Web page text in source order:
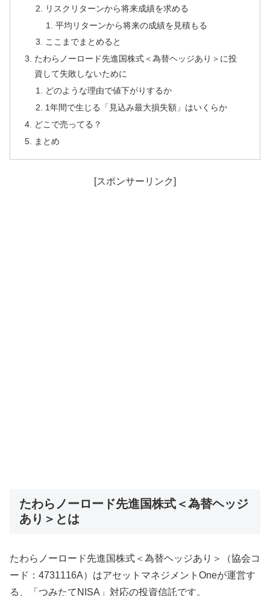
リスクリターンから将来成績を求める
平均リターンから将来の成績を見積もる
ここまでまとめると
たわらノーロード先進国株式＜為替ヘッジあり＞に投
資して失敗しないために
どのような理由で値下がりするか
1年間で生じる「見込み最大損失額」はいくらか
どこで売ってる？
まとめ
[スポンサーリンク]
たわらノーロード先進国株式＜為替ヘッジ
あり＞とは
たわらノーロード先進国株式＜為替ヘッジあり＞（協会コ
ード：4731116A）はアセットマネジメントOneが運営す
る、「つみたてNISA」対応の投資信託です。